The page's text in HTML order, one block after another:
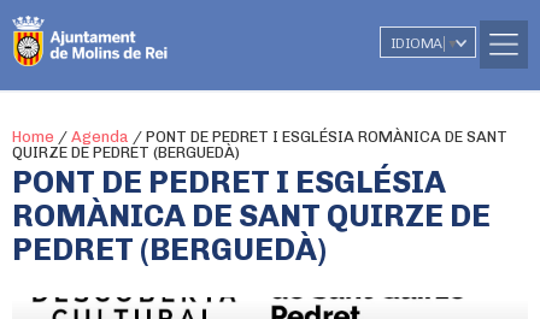
IDIOMA ▼
Home / Agenda / PONT DE PEDRET I ESGLÉSIA ROMÀNICA DE SANT
QUIRZE DE PEDRET (BERGUEDÀ)
PONT DE PEDRET I ESGLÉSIA
ROMÀNICA DE SANT QUIRZE DE
PEDRET (BERGUEDÀ)